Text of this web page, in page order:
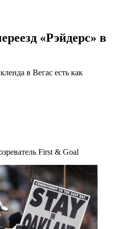
«Рэйдерс» в
в Вегас есть как
First & Goal